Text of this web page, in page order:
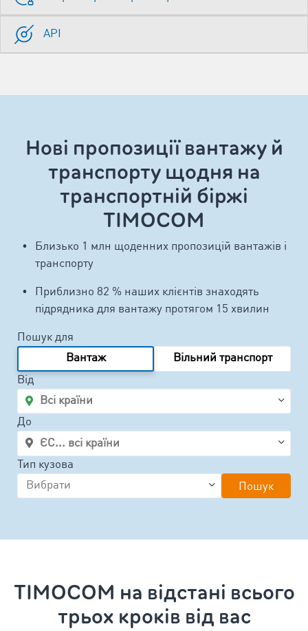
API
Нові пропозиції вантажу й
транспорту щодня на
транспортній біржі
TIMOCOM
Близько 1 млн щоденних пропозицій вантажів і
транспорту
Приблизно 82 % наших клієнтів знаходять
підрядника для вантажу протягом 15 хвилин
Пошук для
Вантаж
Вільний транспорт
Від
До
Тип кузова
Пошук
TIMOCOM на відстані всього
трьох кроків від вас